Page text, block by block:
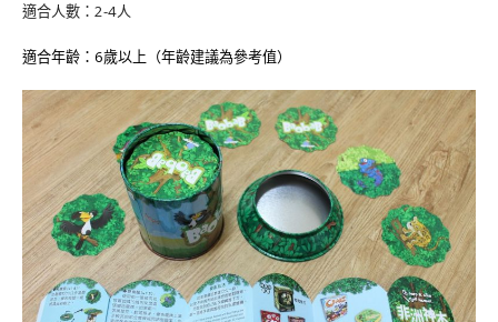
適合人數：2-4人
適合年齡： 6歲以上（年齡建議為參考值）